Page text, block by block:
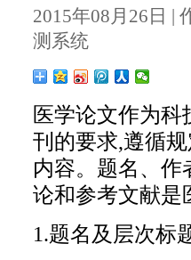
2015年08月26日 |
测系统
医学论文作为
刊的要求,遵循
内容。题名、
论和参考文献是
1.题名及层次标